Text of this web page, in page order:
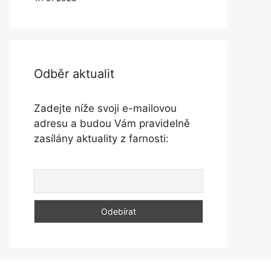
Odběr aktualit
Zadejte níže svoji e-mailovou
adresu a budou Vám pravidelně
zasílány aktuality z farnosti: